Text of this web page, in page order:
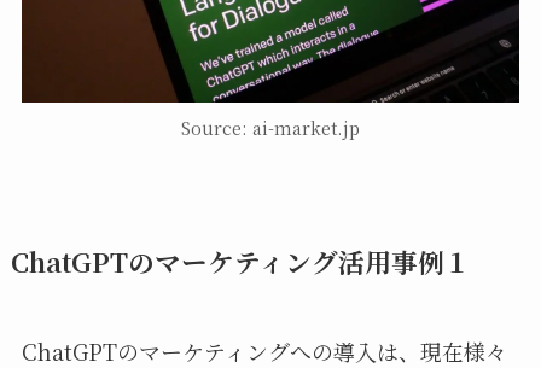
Source: ai-market.jp
ChatGPTのマーケティング活用事例１
ChatGPTのマーケティングへの導入は、現在様々